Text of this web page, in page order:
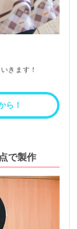
きます！
ら！
で製作